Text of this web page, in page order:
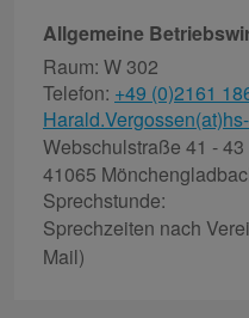
Allgemeine
Raum: W 302
Telefon: +49 (0)2161
Webschulstraße 41 - 43
41065
Sprechstunde:
Sprechzeiten nach
Mail)